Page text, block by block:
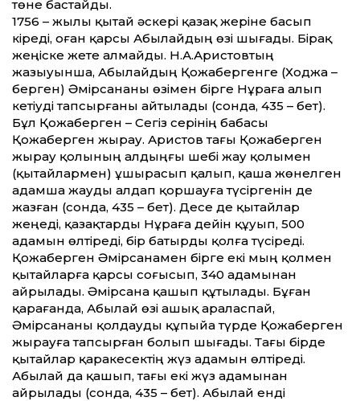
төне бастайды.
1756 – жылы қытай әскері қазақ жеріне басып
кіреді, оған қарсы Абылайдың өзі шығады. Бірақ
жеңіске жете алмайды. Н.А.Аристовтың
жазыуынша, Абылайдың Қожабергенге (Ходжа –
берген) Әмірсананы өзімен бірге Нұраға алып
кетіуді тапсырғаны айтылады (сонда, 435 – бет).
Бұл Қожаберген – Сегіз серінің бабасы
Қожаберген жырау. Аристов тағы Қожаберген
жырау қолының алдыңғы шебі жау қолымен
(қытайлармен) ұшырасып қалып, қаша жөнелген
адамша жауды алдап қоршауға түсіргенін де
жазған (сонда, 435 – бет). Десе де қытайлар
жеңеді, қазақтарды Нұраға дейін құуып, 500
адамын өлтіреді, бір батырды қолға түсіреді.
Қожаберген Әмірсанамен бірге екі мың қолмен
қытайларға қарсы соғысып, 340 адамынан
айрылады. Әмірсана қашып құтылады. Бұған
қарағанда, Абылай өзі ашық араласпай,
Әмірсананы қолдауды құпыйа түрде Қожаберген
жырауға тапсырған болып шығады. Тағы бірде
қытайлар қаракесектің жүз адамын өлтіреді.
Абылай да қашып, тағы екі жүз адамынан
айрылады (сонда, 435 – бет). Абылай енді